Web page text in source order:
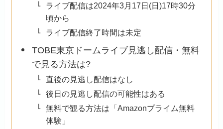
ライブ配信は2024年3月17日(日)17時30分
頃から
ライブ配信終了時間は未定
TOBE東京ドームライブ見逃し配信・無料
で見る方法は?
直後の見逃し配信はなし
後日の見逃し配信の可能性はある
無料で観る方法は「Amazonプライム無料
体験」